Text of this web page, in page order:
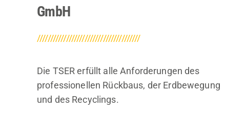
GmbH
///////////////////////////////////////
Die TSER erfüllt alle Anforderungen des
professionellen Rückbaus, der Erdbewegung
und des Recyclings.